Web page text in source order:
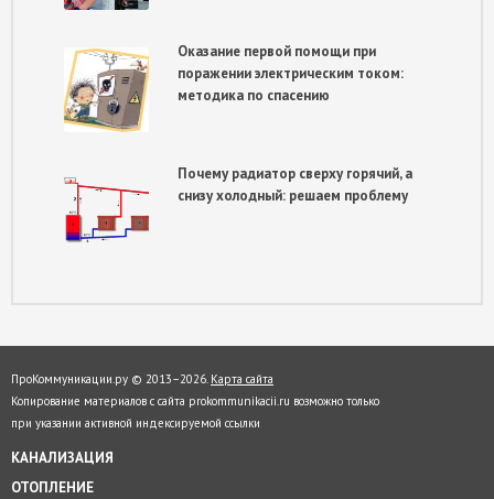
Оказание первой помощи при
поражении электрическим током:
методика по спасению
Почему радиатор сверху горячий, а
снизу холодный: решаем проблему
ПроКоммуникации.ру © 2013–2026. Карта сайта
Копирование материалов с сайта prokommunikacii.ru возможно только
при указании активной индексируемой ссылки
КАНАЛИЗАЦИЯ
ОТОПЛЕНИЕ